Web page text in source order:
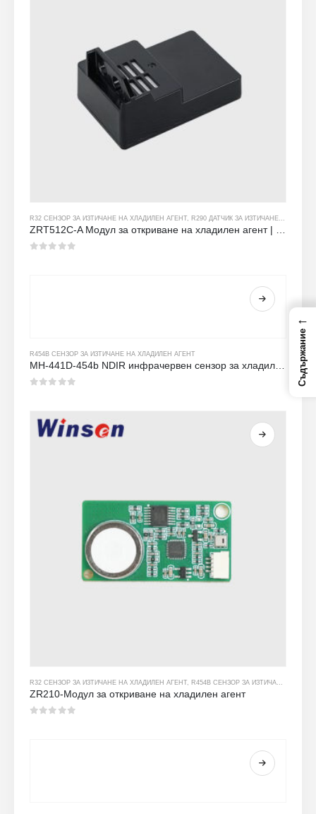
R32 СЕНЗОР ЗА ИЗТИЧАНЕ НА ХЛАДИЛЕН АГЕНТ R290 ДАТЧИК ЗА ИЗТИЧАНЕ НА ХЛАДИЛЕН АГЕНТ
R454B СЕНЗОР ЗА ИЗТИЧАНЕ НА ХЛАДИЛЕН АГЕНТ
R32 СЕНЗОР ЗА ИЗТИЧАНЕ НА ХЛАДИЛЕН АГЕНТ R454B СЕНЗОР ЗА ИЗТИЧАНЕ НА ХЛАДИЛЕН АГЕНТ
ZR210-Модул за откриване на хладилен агент
←
Съдържание